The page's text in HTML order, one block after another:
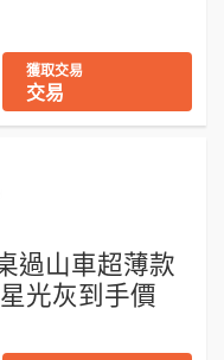
獲取交易
交易
過山車超薄款
光灰到手價